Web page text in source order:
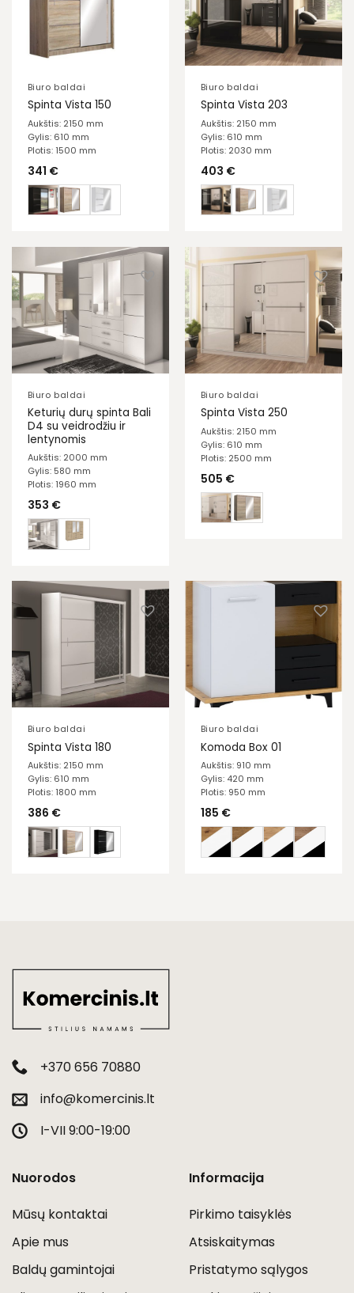
Biuro baldai
Spinta Vista 150
Aukštis: 2150 mm
Gylis: 610 mm
Plotis: 1500 mm
341 €
Biuro baldai
Spinta Vista 203
Aukštis: 2150 mm
Gylis: 610 mm
Plotis: 2030 mm
403 €
Biuro baldai
Keturių durų spinta Bali
D4 su veidrodžiu ir
lentynomis
Aukštis: 2000 mm
Gylis: 580 mm
Plotis: 1960 mm
353 €
Biuro baldai
Spinta Vista 250
Aukštis: 2150 mm
Gylis: 610 mm
Plotis: 2500 mm
505 €
Biuro baldai
Spinta Vista 180
Aukštis: 2150 mm
Gylis: 610 mm
Plotis: 1800 mm
386 €
Biuro baldai
Komoda Box 01
Aukštis: 910 mm
Gylis: 420 mm
Plotis: 950 mm
185 €
+370 656 70880
info@komercinis.lt
I-VII 9:00-19:00
Nuorodos
Mūsų kontaktai
Apie mus
Baldų gamintojai
Informacija
Pirkimo taisyklės
Atsiskaitymas
Pristatymo sąlygos